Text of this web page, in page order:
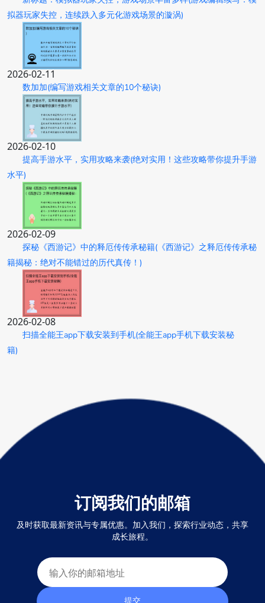
拟器玩家失控，连续跌入多元化游戏场景的漩涡)
2026-02-11
数加加(编写游戏相关文章的10个秘诀)
2026-02-10
提高手游水平，实用攻略来袭(绝对实用！这些攻略带你提升手游
水平)
2026-02-09
探秘《西游记》中的释厄传传承秘籍(《西游记》之释厄传传承秘
籍揭秘：绝对不能错过的历代真传！)
2026-02-08
扫描全能王app下载安装到手机(全能王app手机下载安装秘
籍)
订阅我们的邮箱
及时获取最新资讯与专属优惠。加入我们，探索行业动态，共享
成长旅程。